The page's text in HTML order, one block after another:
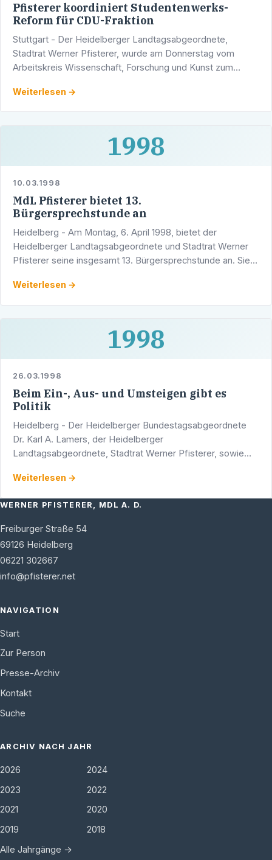
Pfisterer koordiniert Studentenwerks-
Reform für CDU-Fraktion
Stuttgart - Der Heidelberger Landtagsabgeordnete,
Stadtrat Werner Pfisterer, wurde am Donnerstag vom
Arbeitskreis Wissenschaft, Forschung und Kunst zum
Weiterlesen →
1998
10.03.1998
MdL Pfisterer bietet 13.
Bürgersprechstunde an
Heidelberg - Am Montag, 6. April 1998, bietet der
Heidelberger Landtagsabgeordnete und Stadtrat Werner
Pfisterer seine insgesamt 13. Bürgersprechstunde an. Sie
Weiterlesen →
1998
26.03.1998
Beim Ein-, Aus- und Umsteigen gibt es
Politik
Heidelberg - Der Heidelberger Bundestagsabgeordnete
Dr. Karl A. Lamers, der Heidelberger
Landtagsabgeordnete, Stadtrat Werner Pfisterer, sowie
Heidelberg und der …
Weiterlesen →
WERNER PFISTERER, MDL A. D.
Freiburger Straße 54
69126 Heidelberg
06221 302667
info@pfisterer.net
NAVIGATION
Start
Zur Person
Presse-Archiv
Kontakt
Suche
ARCHIV NACH JAHR
2026
2024
2023
2022
2021
2020
2019
2018
Alle Jahrgänge →